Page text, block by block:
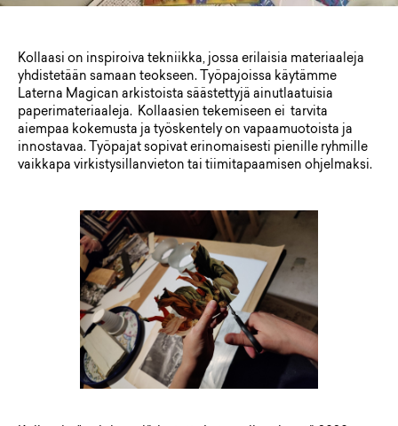
Kollaasi on inspiroiva tekniikka, jossa erilaisia materiaaleja
yhdistetään samaan teokseen. Työpajoissa käytämme
Laterna Magican arkistoista säästettyjä ainutlaatuisia
paperimateriaaleja. Kollaasien tekemiseen ei tarvita
aiempaa kokemusta ja työskentely on vapaamuotoista ja
innostavaa. Työpajat sopivat erinomaisesti pienille ryhmille
vaikkapa virkistysillanvieton tai tiimitapaamisen ohjelmaksi.